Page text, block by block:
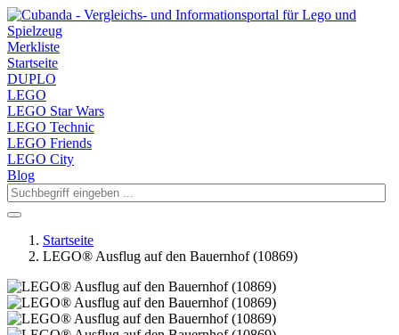
Merkliste
Startseite
DUPLO
LEGO
LEGO Star Wars
LEGO Technic
LEGO Friends
LEGO City
Blog
Startseite
LEGO® Ausflug auf den Bauernhof (10869)